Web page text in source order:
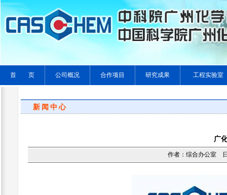
首 页 公司概况 合作项目 研究成果 工程实验室
新闻中心
广
作者：综合办公室